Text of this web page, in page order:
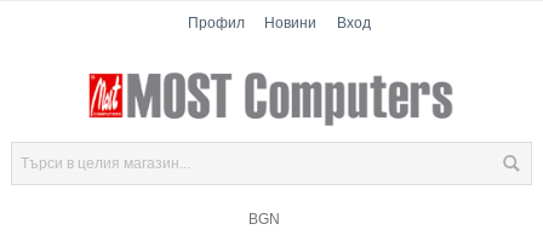
Профил Новини Вход
BGN